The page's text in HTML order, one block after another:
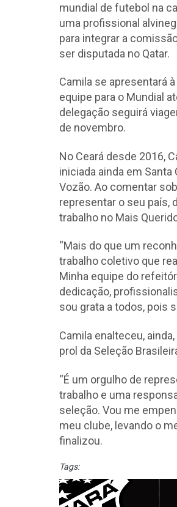
mundial de futebol na
uma profissional
para integrar a
ser disputada no Qatar.
Camila se apresentará
equipe para o Mundial
delegação seguirá
de novembro.
No Ceará desde 2016,
iniciada ainda em
Vozão. Ao comentar
representar o seu país,
trabalho no Mais
“Mais do que um
trabalho coletivo que
Minha equipe do
dedicação,
sou grata a todos, pois
Camila enalteceu,
prol da Seleção
“É um orgulho de
trabalho e uma
seleção. Vou me
meu clube, levando o
finalizou.
Tags: